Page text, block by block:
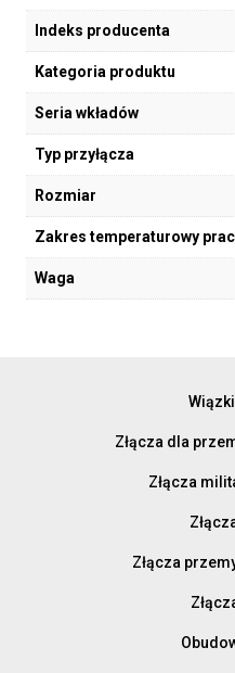
Indeks producenta
Kategoria produktu
Seria wkładów
Typ przyłącza
Rozmiar
Zakres temperaturowy
Waga
Złącza dla
Złącza
Złącza